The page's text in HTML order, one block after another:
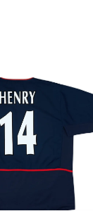
Away Shirt
- 8/10 - (XXL)
· ca. €425
kaufen